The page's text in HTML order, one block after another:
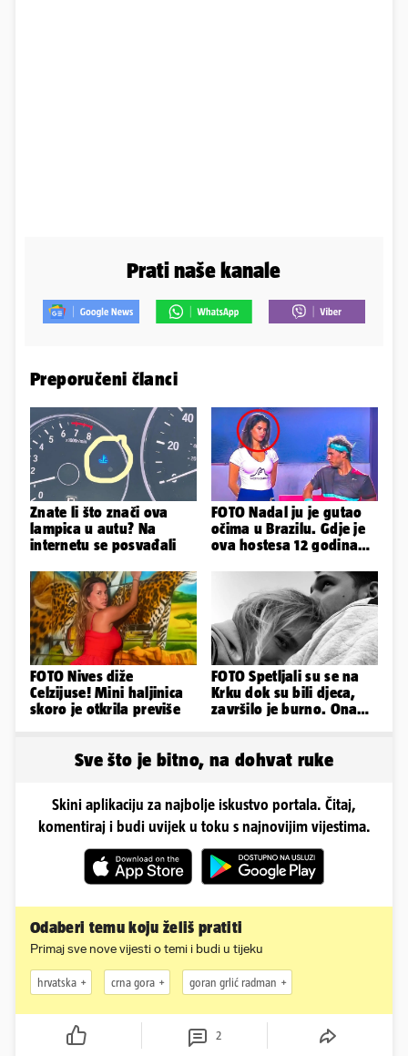
Prati naše kanale
Preporučeni članci
Znate li što znači ova
lampica u autu? Na
internetu se posvađali
FOTO Nadal ju je gutao
očima u Brazilu. Gdje je
ova hostesa 12 godina
FOTO Nives diže
Celzijuse! Mini haljinica
skoro je otkrila previše
FOTO Spetljali su se na
Krku dok su bili djeca,
završilo je burno. Ona
Sve što je bitno, na dohvat ruke
Skini aplikaciju za najbolje iskustvo portala. Čitaj,
komentiraj i budi uvijek u toku s najnovijim vijestima.
Odaberi temu koju želiš pratiti
Primaj sve nove vijesti o temi i budi u tijeku
hrvatska crna gora goran grlić radman
2